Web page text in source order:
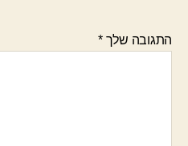
התגובה שלך*